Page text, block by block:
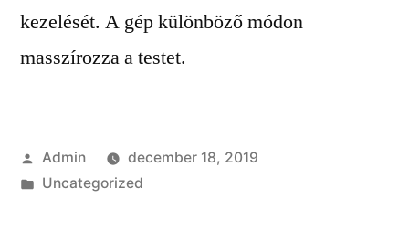
kezelését. A gép különböző módon
masszírozza a testet.
Szerző:
Admin
december 18, 2019
Kategória:
Uncategorized